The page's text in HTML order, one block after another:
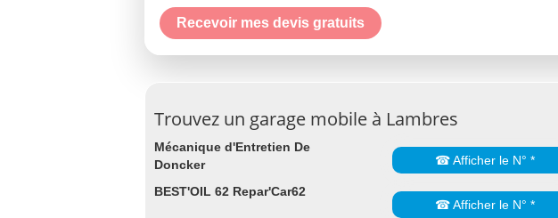
Recevoir mes devis gratuits
Trouvez un garage mobile à Lambres
Mécanique d'Entretien De
Doncker
☎ Afficher le N° *
BEST'OIL 62 Repar'Car62
☎ Afficher le N° *